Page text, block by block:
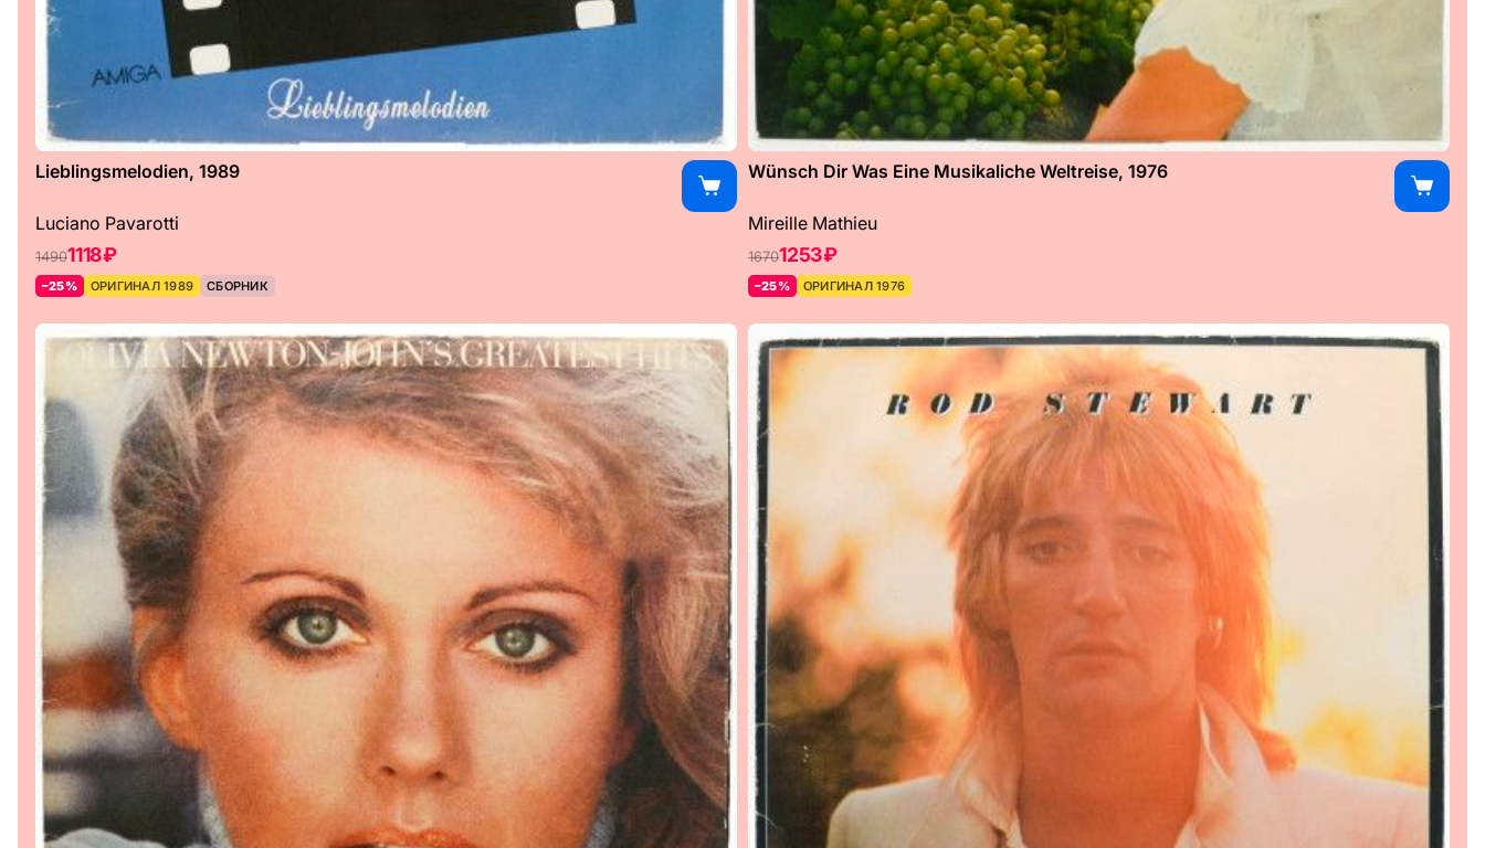
Lieblingsmelodien, 1989
Luciano Pavarotti
14901118 ₽
–25% ОРИГИНАЛ 1989 СБОРНИК
Wünsch Dir Was Eine Musikaliche Weltreise, 1976
Mireille Mathieu
16701253 ₽
–25% ОРИГИНАЛ 1976